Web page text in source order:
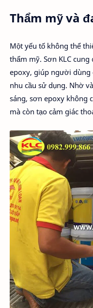
Thẩm mỹ và
Một yếu tố không thể
thẩm mỹ. Sơn KLC cung
epoxy, giúp người dùng
nhu cầu sử dụng. Nhờ
sáng, sơn epoxy không
mà còn tạo cảm giác